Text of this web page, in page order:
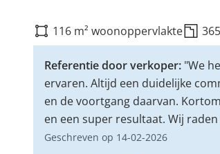
116 m² woonoppervlakte
Referentie door verkoper: "We
ervaren. Altijd een duidelijke
en de voortgang daarvan.
en een super resultaat. Wij
Geschreven op 14-02-2026